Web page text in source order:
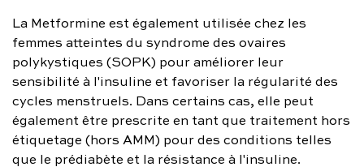
La Metformine est également utilisée chez les
femmes atteintes du syndrome des ovaires
polykystiques (SOPK) pour améliorer leur
sensibilité à l'insuline et favoriser la régularité des
cycles menstruels. Dans certains cas, elle peut
également être prescrite en tant que traitement hors
étiquetage (hors AMM) pour des conditions telles
que le prédiabète et la résistance à l'insuline.